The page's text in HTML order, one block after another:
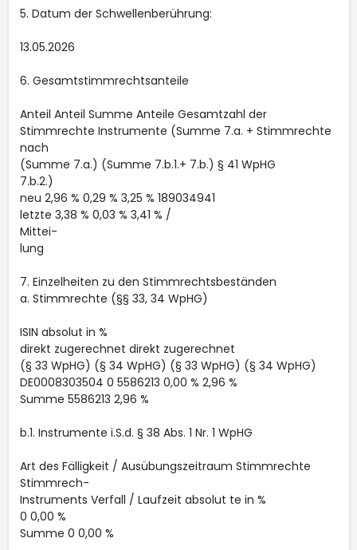
5. Datum der Schwellenberührung:
13.05.2026
6. Gesamtstimmrechtsanteile
Anteil Anteil Summe Anteile Gesamtzahl der
Stimmrechte Instrumente (Summe 7.a. + Stimmrechte
nach
(Summe 7.a.) (Summe 7.b.1.+ 7.b.) § 41 WpHG
7.b.2.)
neu 2,96 % 0,29 % 3,25 % 189034941
letzte 3,38 % 0,03 % 3,41 % /
Mittei-
lung
7. Einzelheiten zu den Stimmrechtsbeständen
a. Stimmrechte (§§ 33, 34 WpHG)
ISIN absolut in %
direkt zugerechnet direkt zugerechnet
(§ 33 WpHG) (§ 34 WpHG) (§ 33 WpHG) (§ 34 WpHG)
DE0008303504 0 5586213 0,00 % 2,96 %
Summe 5586213 2,96 %
b.1. Instrumente i.S.d. § 38 Abs. 1 Nr. 1 WpHG
Art des Fälligkeit / Ausübungszeitraum Stimmrechte
Stimmrech-
Instruments Verfall / Laufzeit absolut te in %
0 0,00 %
Summe 0 0,00 %